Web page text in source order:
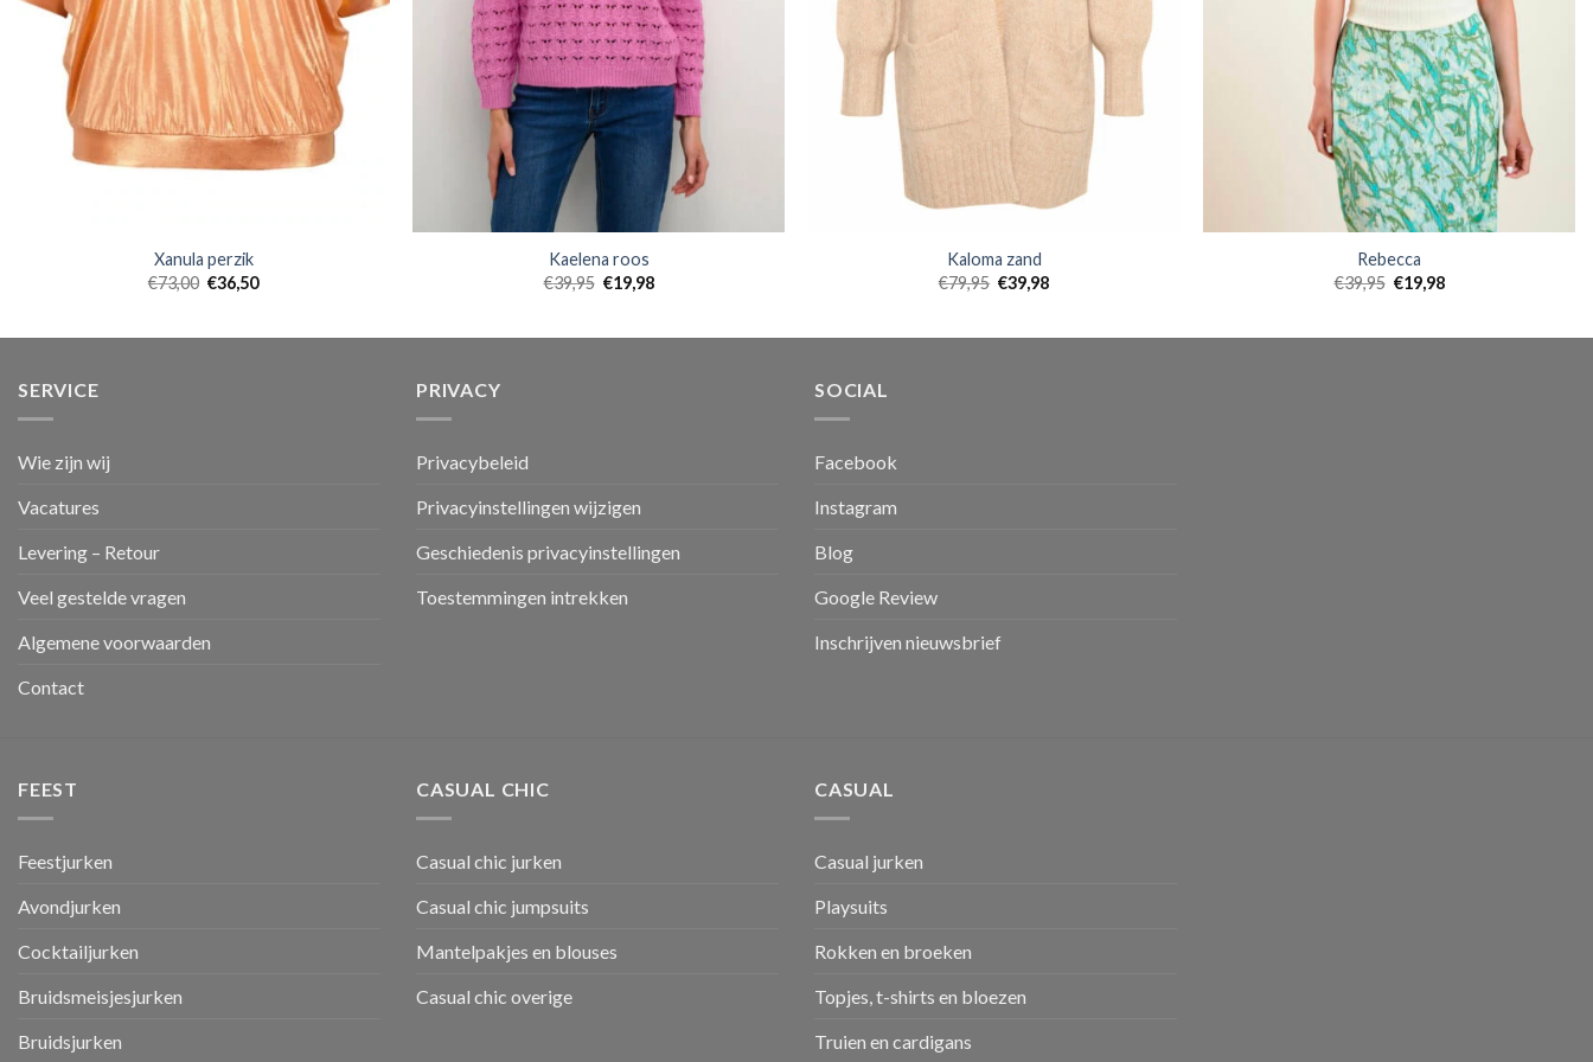
Xanula perzik
€73,00 €36,50
Kaelena roos
€39,95 €19,98
Kaloma zand
€79,95 €39,98
Rebecca
€39,95 €19,98
SERVICE
Wie zijn wij
Vacatures
Levering – Retour
Veel gestelde vragen
Algemene voorwaarden
Contact
PRIVACY
Privacybeleid
Privacyinstellingen wijzigen
Geschiedenis privacyinstellingen
Toestemmingen intrekken
SOCIAL
Facebook
Instagram
Blog
Google Review
Inschrijven nieuwsbrief
FEEST
Feestjurken
Avondjurken
Cocktailjurken
Bruidsmeisjesjurken
Bruidsjurken
CASUAL CHIC
Casual chic jurken
Casual chic jumpsuits
Mantelpakjes en blouses
Casual chic overige
CASUAL
Casual jurken
Playsuits
Rokken en broeken
Topjes, t-shirts en bloezen
Truien en cardigans